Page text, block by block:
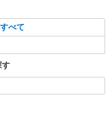
未経験から安定した業界
円 ＜日払い有/週払い有/交
額支給
べて
す